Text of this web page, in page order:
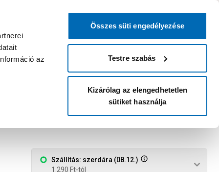
az
Összes süti engedélyezése
Testre szabás
Kizárólag az elengedhetetlen
sütiket használja
bejelentkezni?
Belépés Listáim
Áruházak és szolgáltatások
Szállítás: szerdára (08.12.)
1.290 Ft-tól